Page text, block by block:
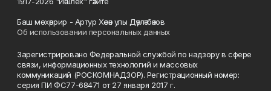
Баш мөхәррир - Артур Хәсән улы Дәүләтбәков
Об использовании персональных данных
Зарегистрировано Федеральной службой по надзору в сфере
связи, информационных технологий и массовых
коммуникаций (РОСКОМНАДЗОР). Регистрационный номер:
серия ПИ ФС77-68471 от 27 января 2017 г.